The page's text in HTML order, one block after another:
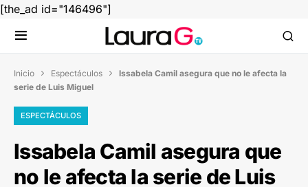
[the_ad id="146496"]
Inicio  Espectáculos  Issabela Camil asegura que no le afecta la
serie de Luis Miguel
ESPECTÁCULOS
Issabela Camil asegura que
no le afecta la serie de Luis